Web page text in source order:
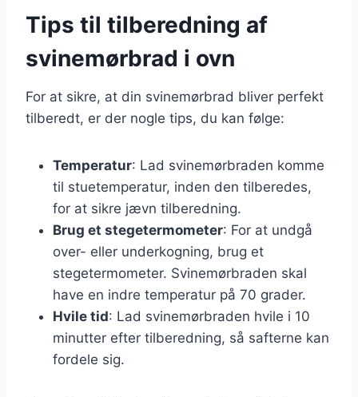
Tips til tilberedning af
svinemørbrad i ovn
For at sikre, at din svinemørbrad bliver perfekt
tilberedt, er der nogle tips, du kan følge:
Temperatur: Lad svinemørbraden komme
til stuetemperatur, inden den tilberedes,
for at sikre jævn tilberedning.
Brug et stegetermometer: For at undgå
over- eller underkogning, brug et
stegetermometer. Svinemørbraden skal
have en indre temperatur på 70 grader.
Hvile tid: Lad svinemørbraden hvile i 10
minutter efter tilberedning, så safterne kan
fordele sig.